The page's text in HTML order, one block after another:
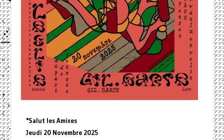
"Salut les Amixes
Jeudi 20 Novembre 2025